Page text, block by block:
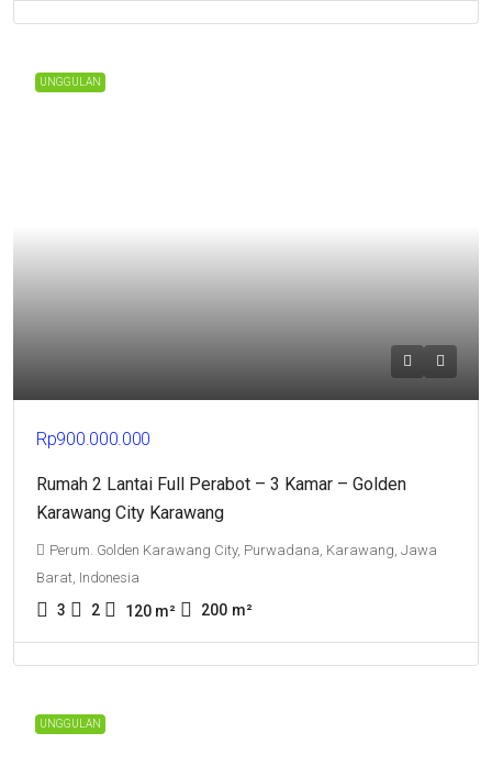
UNGGULAN
Rp900.000.000
Rumah 2 Lantai Full Perabot – 3 Kamar – Golden
Karawang City Karawang
Perum. Golden Karawang City, Purwadana, Karawang, Jawa
Barat, Indonesia
3 2 120 m² 200 m²
UNGGULAN